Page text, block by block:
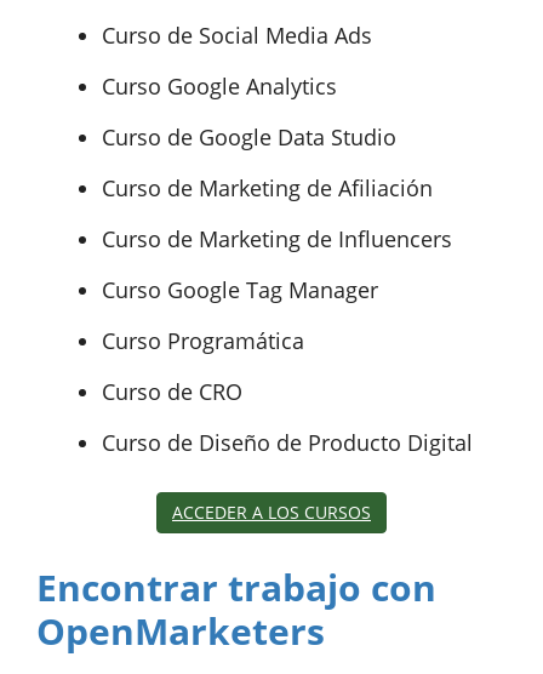
Curso de Social Media Ads
Curso Google Analytics
Curso de Google Data Studio
Curso de Marketing de Afiliación
Curso de Marketing de Influencers
Curso Google Tag Manager
Curso Programática
Curso de CRO
Curso de Diseño de Producto Digital
ACCEDER A LOS CURSOS
Encontrar trabajo con
OpenMarketers